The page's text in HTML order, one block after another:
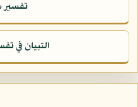
تفسير
التبيان في